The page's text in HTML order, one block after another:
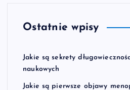
Ostatnie wpisy
Jakie są sekrety
naukowych
Jakie są pierwsze objawy